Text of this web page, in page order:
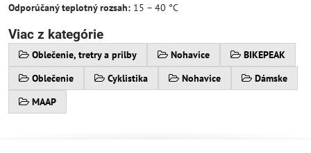
Odporúčaný teplotný rozsah: 15 – 40 °C
Viac z kategórie
Oblečenie, tretry a prilby Nohavice
BIKEPEAK
Oblečenie
Cyklistika Nohavice
Dámske
MAAP